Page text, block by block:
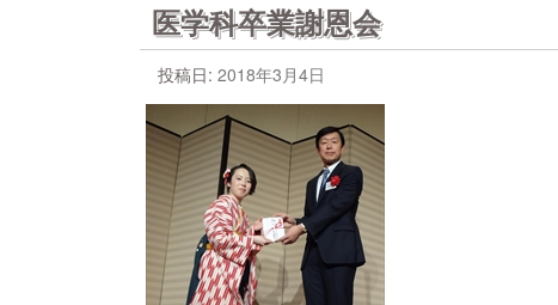
医学科卒業謝恩会
投稿日: 2018年3月4日